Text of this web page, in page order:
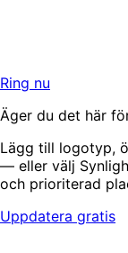
Ring nu
Äger du det här
Lägg till logotyp,
— eller välj
och prioriterad
Uppdatera gratis